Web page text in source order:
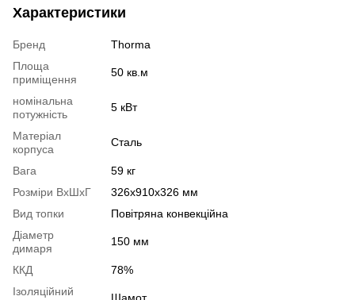
Характеристики
Бренд
Thorma
Площа
приміщення
50 кв.м
номінальна
потужність
5 кВт
Матеріал
корпуса
Сталь
Вага
59 кг
Розміри ВхШхГ
326х910х326 мм
Вид топки
Повітряна конвекційна
Діаметр
димаря
150 мм
ККД
78%
Ізоляційний
Шамот